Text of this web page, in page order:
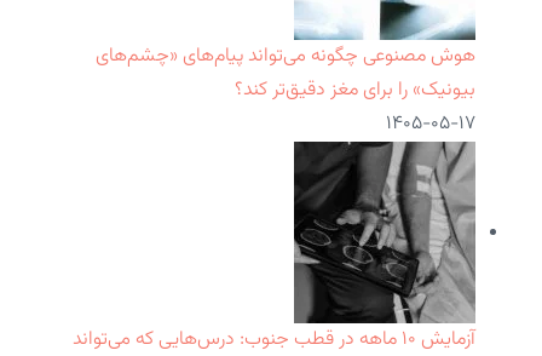
هوش مصنوعی چگونه می‌تواند پیام‌های «چشم‌های
بیونیک» را برای مغز دقیق‌تر کند؟
۱۴۰۵-۰۵-۱۷
آزمایش ۱۰ ماهه در قطب جنوب: درس‌هایی که می‌تواند